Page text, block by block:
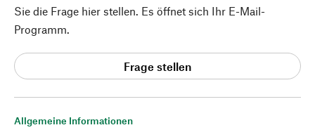
Allgemeine Informationen
Sie die Frage hier stellen. Es öffnet sich Ihr E-Mail-
Programm.
Frage stellen